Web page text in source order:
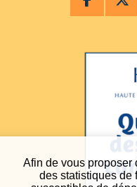
Afin de vous proposer
des statistiques de